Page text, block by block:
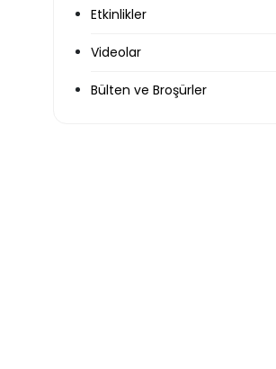
Etkinlikler
Videolar
Bülten ve Broşürler